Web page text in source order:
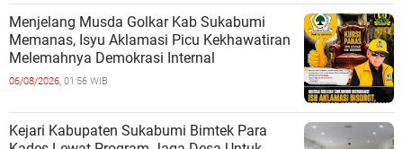
Menjelang Musda Golkar Kab Sukabumi
Memanas, Isyu Aklamasi Picu Kekhawatiran
Melemahnya Demokrasi Internal
06/08/2026, 01:56 WIB
Kejari Kabupaten Sukabumi Bimtek Para